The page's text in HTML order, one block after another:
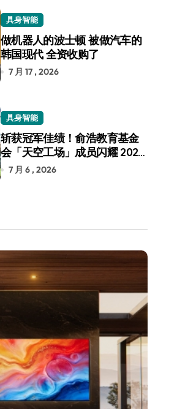
具身智能
做机器人的波士顿 被做汽车的
韩国现代 全资收购了
7 月 17 , 2026
具身智能
斩获冠军佳绩！俞浩教育基金
会「天空工场」成员闪耀 2026
RoboCup 机器人世界杯
7 月 6 , 2026